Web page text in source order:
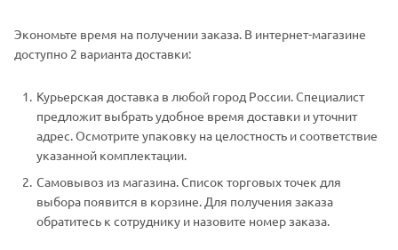
Экономьте время на получении заказа. В интернет-магазине
доступно 2 варианта доставки:
Курьерская доставка в любой город России. Специалист
предложит выбрать удобное время доставки и уточнит
адрес. Осмотрите упаковку на целостность и соответствие
указанной комплектации.
Самовывоз из магазина. Список торговых точек для
выбора появится в корзине. Для получения заказа
обратитесь к сотруднику и назовите номер заказа.